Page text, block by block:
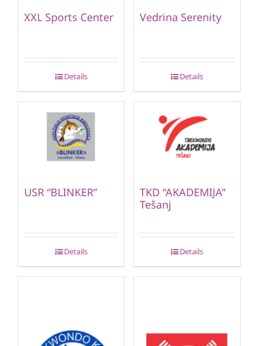
XXL Sports Center
Details
Vedrina Serenity
Details
USR “BLINKER”
Details
TKD “AKADEMIJA”
Tešanj
Details